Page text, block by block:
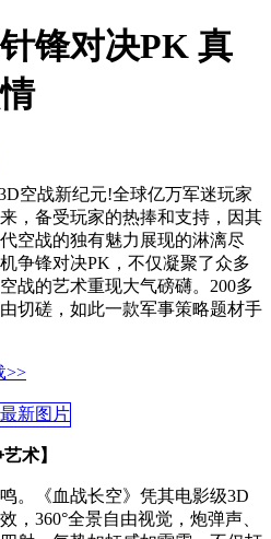
锋对决PK 真
空战新纪元!全球亿万军迷玩家
，备受玩家的热捧和支持，因其
空战的独有魅力展现的淋漓尽
争锋对决PK，不仅凝聚了众多
战的艺术重现大气磅礴。200多
切磋，如此一款军事策略题材手
>>
术】
。《血战长空》凭其电影级3D
，360°全景自由视觉，炮弹声、